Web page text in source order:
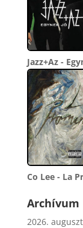
Jazz+Az -
Co Lee - La
Archívum
2026.